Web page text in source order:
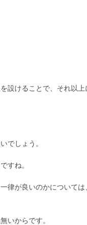
設けることで、それ以
でしょう。
すね。
律が良いのかについては
いからです。